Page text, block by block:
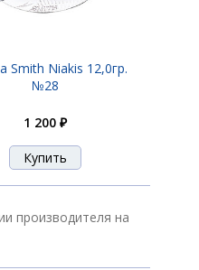
Smith Niakis 12,0гр.
№28
1 200 ₽
производителя на